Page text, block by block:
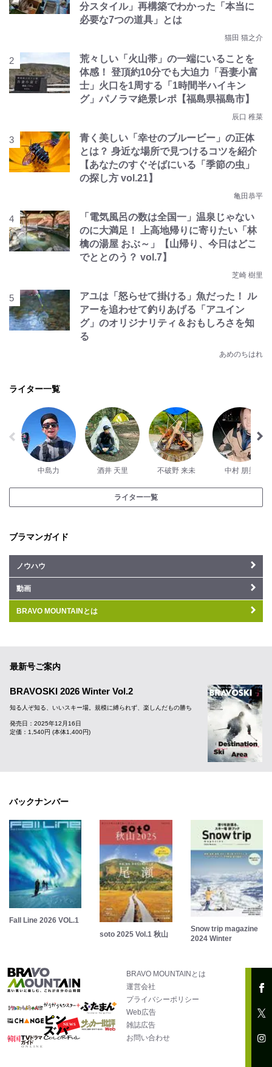
分スタイル」再構築でわかった「本当に
必要な7つの道具」とは
猫田 猫之介
荒々しい「火山帯」の一端にいることを
体感！ 登頂約10分でも大迫力「吾妻小富
士」火口を1周する「1時間半ハイキン
グ」パノラマ絶景レポ【福島県福島市】
辰口 稚菜
青く美しい「幸せのブルービー」の正体
とは？ 身近な場所で見つけるコツを紹介
【あなたのすぐそばにいる「季節の虫」
の探し方 vol.21】
亀田恭平
「電気風呂の数は全国一」温泉じゃない
のに大満足！ 上高地帰りに寄りたい「林
檎の湯屋 おぶ～」【山帰り、今日はどこ
でととのう？ vol.7】
芝崎 樹里
アユは「怒らせて掛ける」魚だった！ ル
アーを追わせて釣りあげる「アユイン
グ」のオリジナリティ＆おもしろさを知
る
あめのちはれ
ライター一覧
中島力 酒井 天里 不破野 来未 中村 朋美
ライター一覧
ブラマンガイド
ノウハウ
動画
BRAVO MOUNTAINとは
最新号ご案内
BRAVOSKI 2026 Winter Vol.2
知る人ぞ知る、いいスキー場。規模に縛られず、楽しんだもの勝ち
発売日：2025年12月16日
定価：1,540円 (本体1,400円)
バックナンバー
Fall Line 2026 VOL.1
soto 2025 Vol.1 秋山
Snow trip magazine
2024 Winter
BRAVO MOUNTAINとは
運営会社
プライバシーポリシー
Web広告
雑誌広告
お問い合わせ